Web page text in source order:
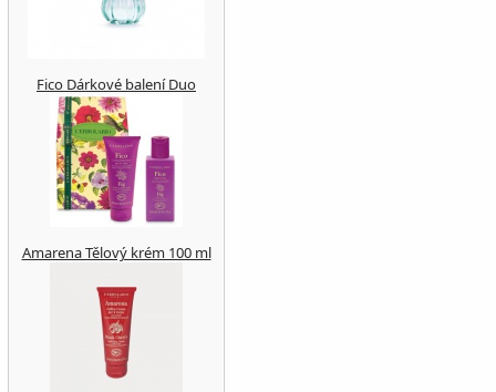
Fico Dárkové balení Duo
Amarena Tělový krém 100 ml